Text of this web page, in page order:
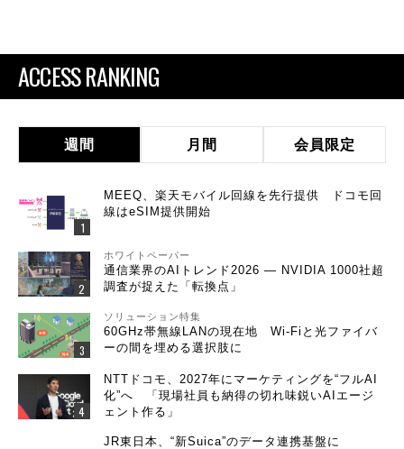
ACCESS RANKING
週間 月間 会員限定
MEEQ、楽天モバイル回線を先行提供 ドコモ回
線はeSIM提供開始
ホワイトペーパー
通信業界のAIトレンド2026 ― NVIDIA 1000社超
調査が捉えた「転換点」
ソリューション特集
60GHz帯無線LANの現在地 Wi-Fiと光ファイバ
ーの間を埋める選択肢に
NTTドコモ、2027年にマーケティングを“フルAI
化”へ 「現場社員も納得の切れ味鋭いAIエージ
ェント作る」
JR東日本、“新Suica”のデータ連携基盤に